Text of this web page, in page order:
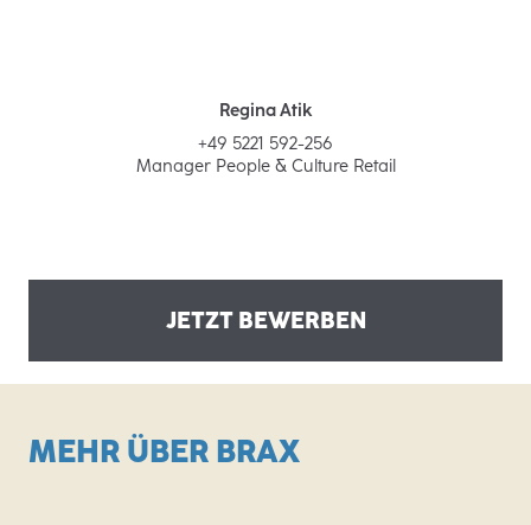
Regina Atik
+49 5221 592-256
Manager People & Culture Retail
JETZT BEWERBEN
MEHR ÜBER BRAX